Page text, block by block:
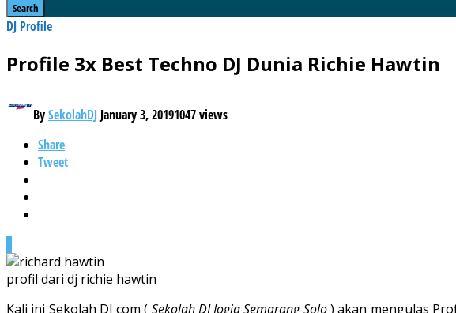
Search
DJ Profile
Profile 3x Best Techno DJ Dunia Richie Hawtin
BySekolahDJ January 3, 20191047 views
Share
Tweet
profil dari dj richie hawtin
Kali ini Sekolah DJ com ( Sekolah DJ Jogja Semarang Solo) akan mengulas